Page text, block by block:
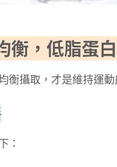
衡，低脂蛋
衡攝取，才是維持運
：